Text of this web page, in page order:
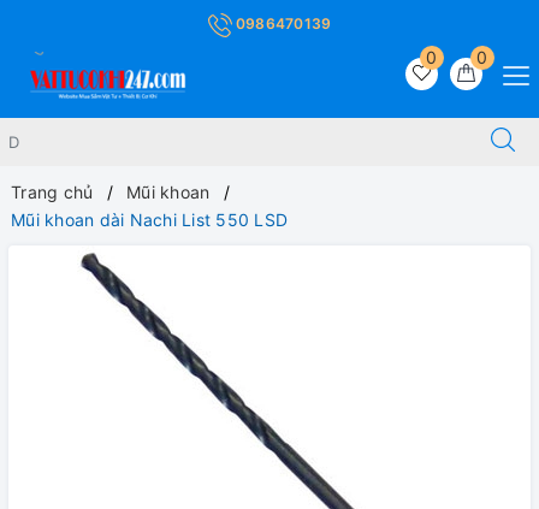
0986470139
0
0
Trang chủ
Mũi khoan
Mũi khoan dài Nachi List 550 LSD